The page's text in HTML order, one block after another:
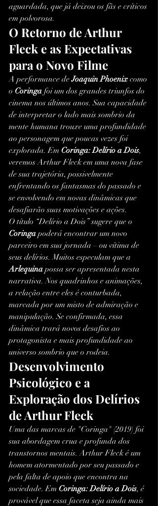
aguardada, que já deixou os fãs e críticos
em polvorosa.
O Retorno de Arthur
Fleck e as Expectativas
para o Novo Filme
A performance de Joaquin Phoenix como
o Coringa foi um dos grandes triunfos do
cinema nos últimos anos. Sua capacidade
de interpretar o lado mais sombrio da
mente humana trouxe uma profundidade
ao personagem que poucas vezes foi
explorada. Em Coringa: Delírio a Dois,
veremos Arthur Fleck em uma nova fase
de sua trajetória, possivelmente
enfrentando os fantasmas do passado e
se envolvendo em novas dinâmicas que
desafiarão suas motivações e ações.
O título “Delírio a Dois” sugere que o
Coringa poderá encontrar um novo
parceiro em sua jornada – ou vítima de
seus delírios. Muitos especulam que a
Arlequina possa ser apresentada nesta
narrativa. Nos quadrinhos e animações,
a relação entre eles é conturbada,
marcada por um misto de admiração e
manipulação. Se confirmada, essa
dinâmica trará novos desafios ao
protagonista e mais profundidade ao
universo sombrio que o rodeia.
Desenvolvimento
Psicológico e a
Exploração dos Delírios
de Arthur Fleck
Uma das marcas de "Coringa" (2019) foi
sua abordagem crua e profunda dos
transtornos mentais. Arthur Fleck é um
homem atormentado por seu passado e
pela falta de apoio que encontra na
sociedade. Em Coringa: Delírio a Dois, é
provável que essa faceta seja ainda mais